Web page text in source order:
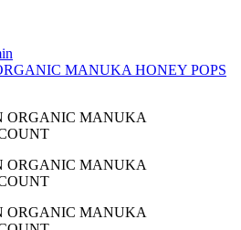
MANUKA HONEY POPS